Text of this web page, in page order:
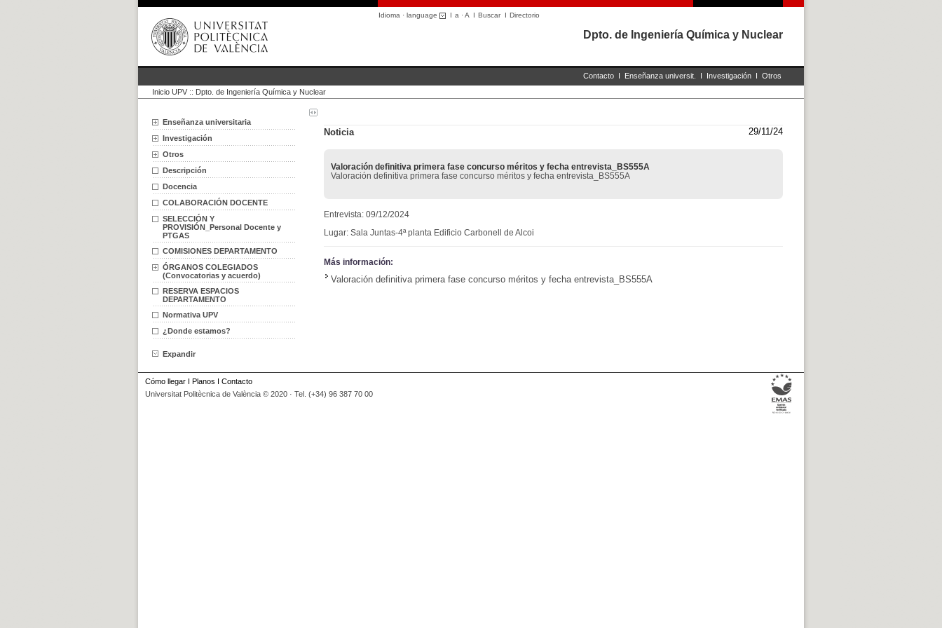
Idioma · language I a ·A I BuscarI Directorio
Dpto. de Ingeniería Química y Nuclear
Contacto I Enseñanza universit. I Investigación I Otros
Inicio UPV :: Dpto. de Ingeniería Química y Nuclear
Enseñanza universitaria
Investigación
Otros
Descripción
Docencia
COLABORACIÓN DOCENTE
SELECCIÓN Y
PROVISIÓN_Personal Docente y
PTGAS
COMISIONES DEPARTAMENTO
ÓRGANOS COLEGIADOS
(Convocatorias y acuerdo)
RESERVA ESPACIOS
DEPARTAMENTO
Normativa UPV
¿Donde estamos?
Expandir
29/11/24
Noticia
Valoración definitiva primera fase concurso méritos y fecha entrevista_BS555A
Valoración definitiva primera fase concurso méritos y fecha entrevista_BS555A
Entrevista: 09/12/2024
Lugar: Sala Juntas-4ª planta Edificio Carbonell de Alcoi
Más información:
Valoración definitiva primera fase concurso méritos y fecha entrevista_BS555A
Cómo llegar I Planos I Contacto
Universitat Politècnica de València © 2020 · Tel. (+34) 96 387 70 00